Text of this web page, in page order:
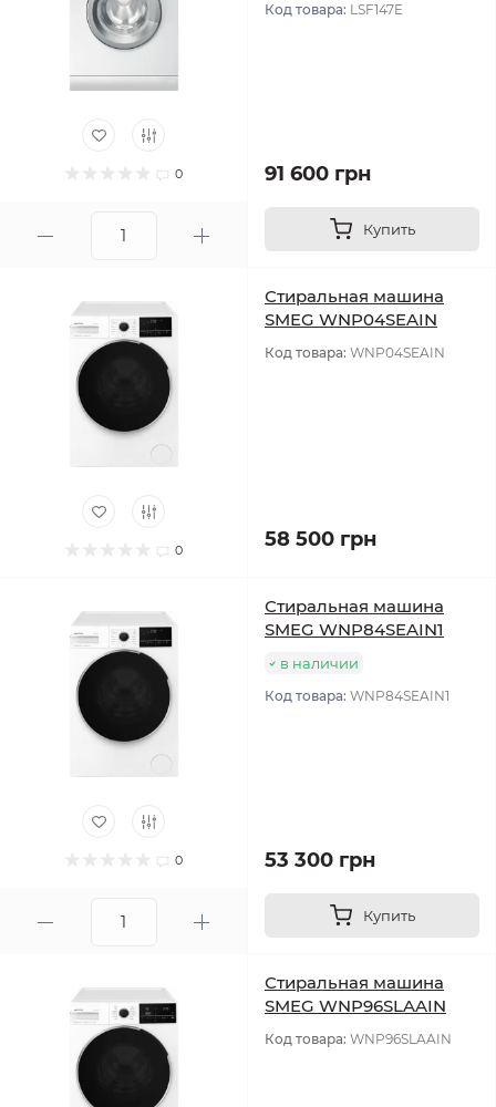
0
Код товара: LSF147E
91 600 грн
Купить
0
Стиральная машина
SMEG WNP04SEAIN
Код товара: WNP04SEAIN
58 500 грн
0
Стиральная машина
SMEG WNP84SEAIN1
в наличии
Код товара: WNP84SEAIN1
53 300 грн
Купить
Стиральная машина
SMEG WNP96SLAAIN
Код товара: WNP96SLAAIN